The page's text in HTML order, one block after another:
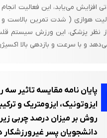
افزایش می‌یابد، این فعالیت
هوازی ( شدت تمرین بالاست
نظر پزشکی، این ورزش سیستم
و با سرعت و بازدهی بالا
پایان نامه مقایسه تاثیر
ایزوتونیک، ایزومتریک و
روش بر میزان درصد چربی
دانشجویان پسر غیرورزشکار